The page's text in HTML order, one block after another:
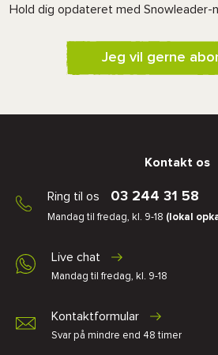
Hold dig opdateret med Snowleader-
Jeg vil gerne
Kontakt os
Ring til os 03 244 31 58
Mandag til fredag, kl. 9-18 (lokal
Live chat
Mandag til fredag, kl. 9-18
Kontaktformular
Svar på mindre end 48 timer